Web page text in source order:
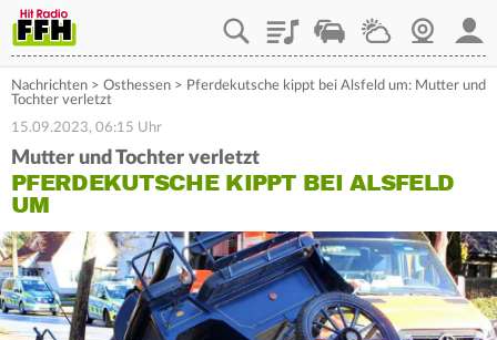
PlaylistStaupilotWetterWebcam
Nachrichten > Osthessen > Pferdekutsche kippt bei Alsfeld um: Mutter und
Tochter verletzt
15.09.2023, 06:15 Uhr
Mutter und Tochter verletzt
PFERDEKUTSCHE KIPPT BEI ALSFELD
UM